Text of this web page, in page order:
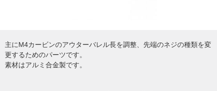
主にM4カービンのアウターバレル長を調整、先端のネジの種類を変
更するためのパーツです。
素材はアルミ合金製です。